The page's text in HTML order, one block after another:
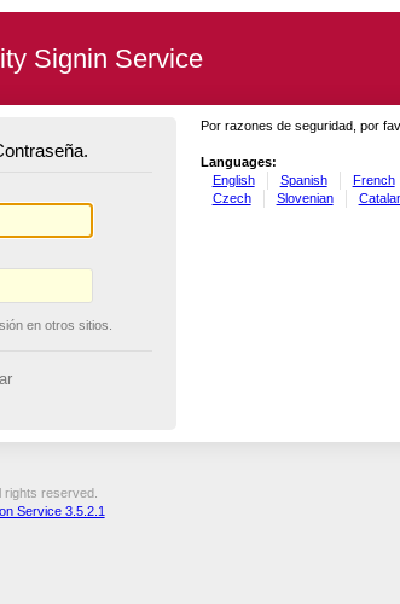
Signin Service
en otros sitios.
Por razones de seguridad, por
Languages:
English
Spanish French
Czech
Slovenian
reserved.
Service 3.5.2.1